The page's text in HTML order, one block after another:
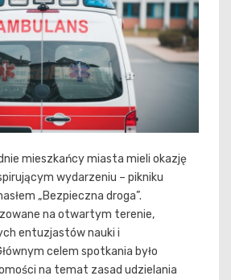
mieszkańcy miasta mieli okazję
wydarzeniu – pikniku
„Bezpieczna droga”.
na otwartym terenie,
entuzjastów nauki i
celem spotkania było
na temat zasad udzielania